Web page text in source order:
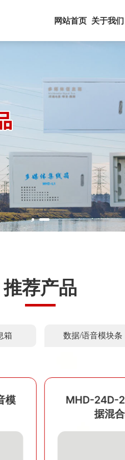
网站首页 关于我们
推荐产品
箱 数据/语音模块条
模
MHD-24D-
据混